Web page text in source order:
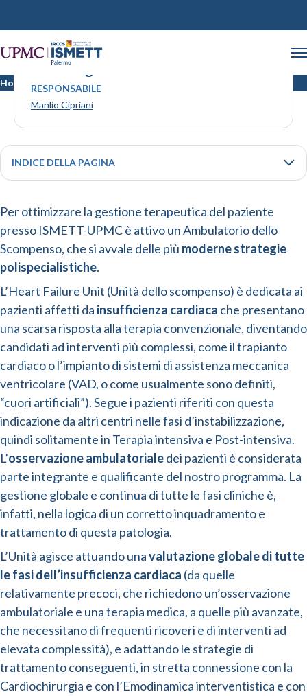
Home Cardiologia
Cardiologia
RESPONSABILE
Manlio Cipriani
INDICE DELLA PAGINA
Per ottimizzare la gestione terapeutica del paziente
presso ISMETT-UPMC è attivo un Ambulatorio dello
Scompenso, che si avvale delle più moderne strategie
polispecialistiche.
L’Heart Failure Unit (Unità dello scompenso) è dedicata ai
pazienti affetti da insufficienza cardiaca che presentano
una scarsa risposta alla terapia convenzionale, diventando
candidati ad interventi più complessi, come il trapianto
cardiaco o l’impianto di sistemi di assistenza meccanica
ventricolare (VAD, o come usualmente sono definiti,
“cuori artificiali”). Segue i pazienti riferiti con questa
indicazione da altri centri nelle fasi d’instabilizzazione,
quindi solitamente in Terapia intensiva e Post-intensiva.
L’osservazione ambulatorialedei pazienti è considerata
parte integrante e qualificante del nostro programma. La
gestione globale e continua di tutte le fasi cliniche è,
infatti, nella logica di un corretto inquadramento e
trattamento di questa patologia.
L’Unità agisce attuando unavalutazione globale di tutte
le fasi dell’insufficienza cardiaca (da quelle
relativamente precoci, che richiedono un’osservazione
ambulatoriale e una terapia medica, a quelle più avanzate,
che necessitano di frequenti ricoveri e di interventi ad
elevata complessità), e adattando le strategie di
trattamento conseguenti, in stretta connessione con la
Cardiochirurgia e con l’Emodinamica interventistica e con